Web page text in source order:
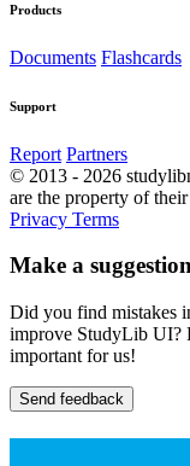
Products
Documents Flashcards
Support
Report Partners
© 2013 - 2026
are the property of
Privacy Terms
Make a
Did you find mistakes
improve StudyLib UI?
important for us!
Send feedback